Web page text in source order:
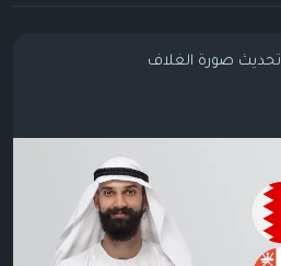
تحديث صورة الغلاف